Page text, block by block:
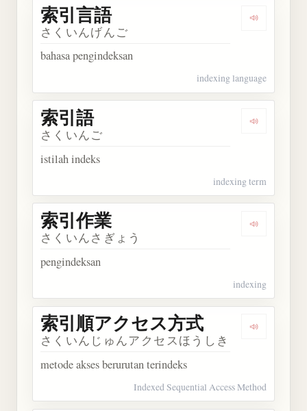
Dengarkan
索引言語
さくいんげんご
bahasa pengindeksan
indexing language
Dengarkan
索引語
さくいんご
istilah indeks
indexing term
Dengarkan
索引作業
さくいんさぎょう
pengindeksan
indexing
Dengarkan
索引順アクセス方式
さくいんじゅんアクセスほうしき
metode akses berurutan terindeks
Indexed Sequential Access Method